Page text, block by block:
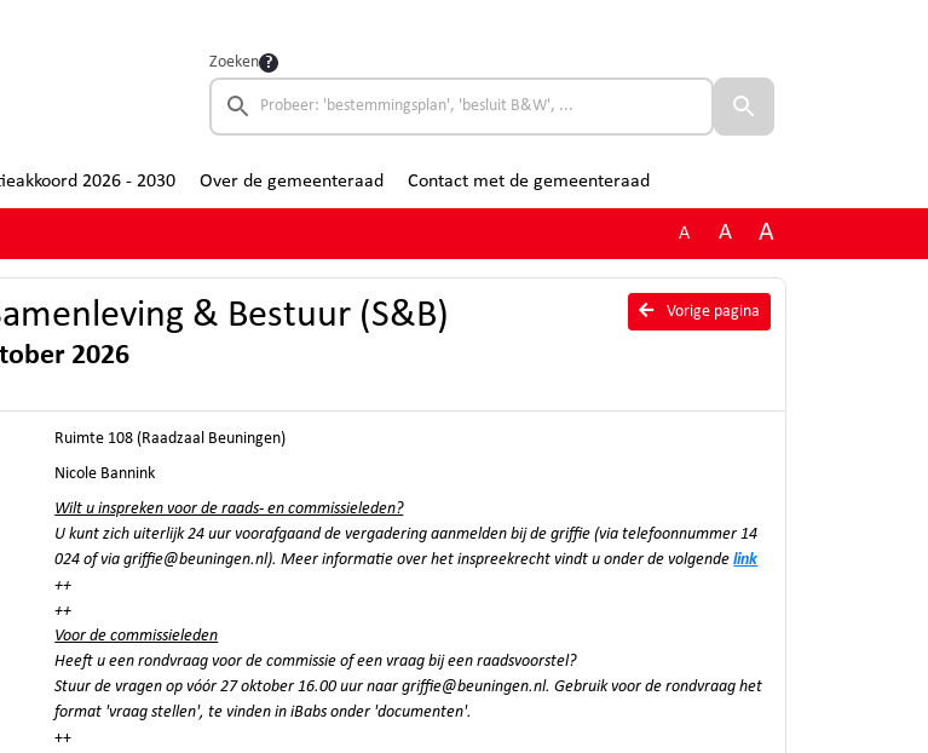
Zoeken
2026 - 2030 Over de gemeenteraad Contact met de gemeenteraad
A A A
Vorige pagina
& Bestuur (S&B)
2026
Ruimte 108 (Raadzaal Beuningen)
Nicole Bannink
Wilt u inspreken voor de raads- en commissieleden?
U kunt zich uiterlijk 24 uur voorafgaand de vergadering aanmelden bij de griffie (via telefoonnummer 14
024 of viagriffie@beuningen.nl). Meer informatie over het inspreekrecht vindt u onder de volgende link
++
++
Voor de commissieleden
Heeft u een rondvraag voor de commissie of een vraag bij een raadsvoorstel?
Stuur de vragen op vóór 27 oktober 16.00 uur naar griffie@beuningen.nl. Gebruik voor de rondvraag het
format 'vraag stellen', te vinden in iBabs onder 'documenten'.
++